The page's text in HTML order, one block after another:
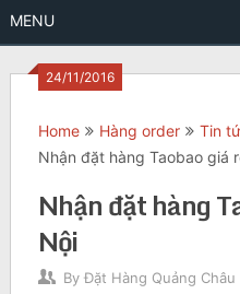
MENU
24/11/2016
Home Hàng order
Tin
Nhận đặt hàng Taobao giá
Nhận đặt hàng
Nội
By Đặt Hàng Quảng Châu